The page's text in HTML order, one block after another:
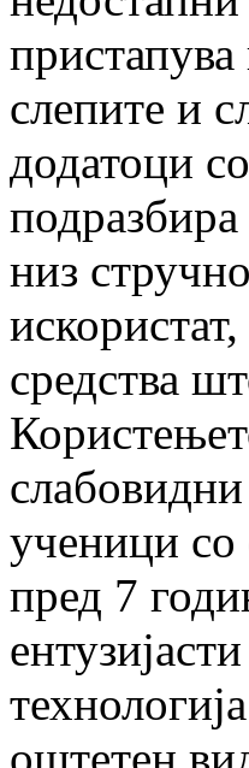
слепите и
додатоци
низ
средства
ученици
пред 7
оштетен